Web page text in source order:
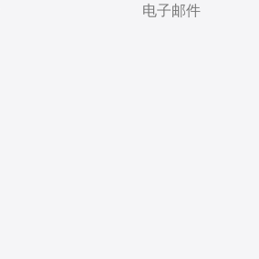
电子邮件